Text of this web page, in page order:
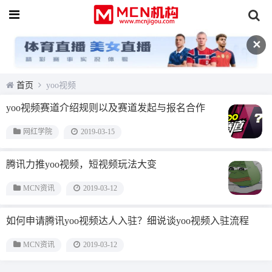
✕
首页 yoo视频
yoo视频赛道介绍规则以及赛道发起与报名合作
网红学院 2019-03-15
腾讯力推yoo视频，短视频玩法大变
MCN资讯 2019-03-12
如何申请腾讯yoo视频达人入驻？细说谈yoo视频入驻流程
MCN资讯 2019-03-12